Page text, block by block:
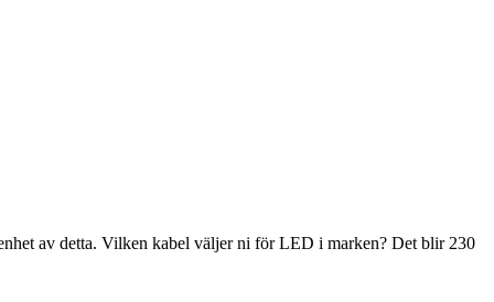
av detta. Vilken kabel väljer ni för LED i marken? Det blir 230